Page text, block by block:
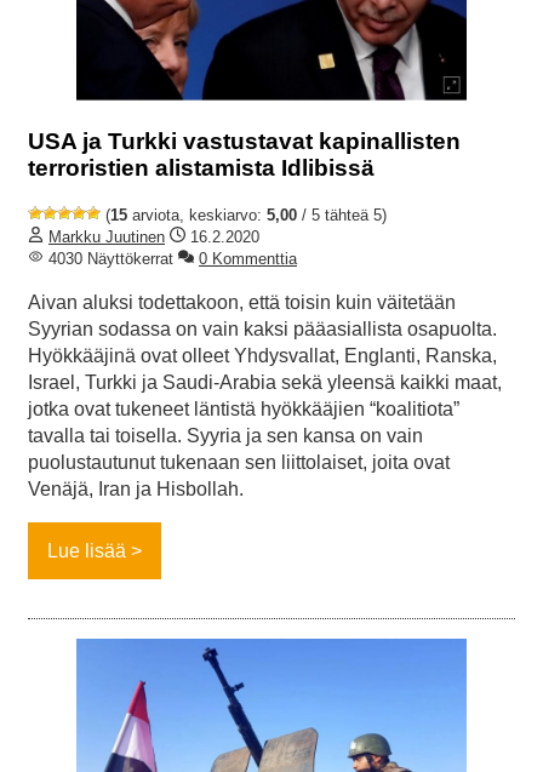
USA ja Turkki vastustavat kapinallisten
terroristien alistamista Idlibissä
(15 arviota, keskiarvo: 5,00 / 5 tähteä 5)
Markku Juutinen
16.2.2020
4030 Näyttökerrat
0 Kommenttia
Aivan aluksi todettakoon, että toisin kuin väitetään
Syyrian sodassa on vain kaksi pääasiallista osapuolta.
Hyökkääjinä ovat olleet Yhdysvallat, Englanti, Ranska,
Israel, Turkki ja Saudi-Arabia sekä yleensä kaikki maat,
jotka ovat tukeneet läntistä hyökkääjien “koalitiota”
tavalla tai toisella. Syyria ja sen kansa on vain
puolustautunut tukenaan sen liittolaiset, joita ovat
Venäjä, Iran ja Hisbollah.
Lue lisää